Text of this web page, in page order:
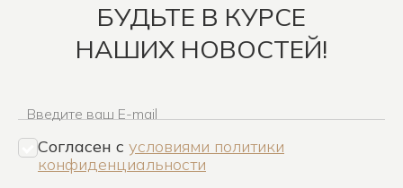
БУДЬТЕ В КУРСЕ
НАШИХ НОВОСТЕЙ!
Введите ваш E-mail
Согласен c условиями политики
конфиденциальности